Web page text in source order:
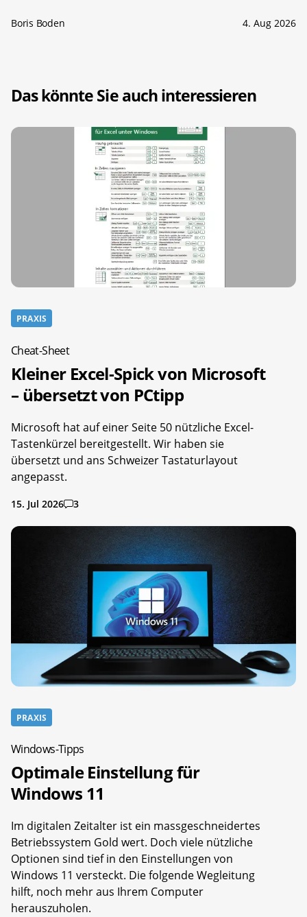
Boris Boden 4. Aug 2026
Das könnte Sie auch interessieren
PRAXIS
Cheat-Sheet
Kleiner Excel-Spick von Microsoft
– übersetzt von PCtipp
Microsoft hat auf einer Seite 50 nützliche Excel-
Tastenkürzel bereitgestellt. Wir haben sie
übersetzt und ans Schweizer Tastaturlayout
angepasst.
15. Jul 2026 3
PRAXIS
Windows-Tipps
Optimale Einstellung für
Windows 11
Im digitalen Zeitalter ist ein massgeschneidertes
Betriebssystem Gold wert. Doch viele nützliche
Optionen sind tief in den Einstellungen von
Windows 11 versteckt. Die folgende Wegleitung
hilft, noch mehr aus Ihrem Computer
herauszuholen.